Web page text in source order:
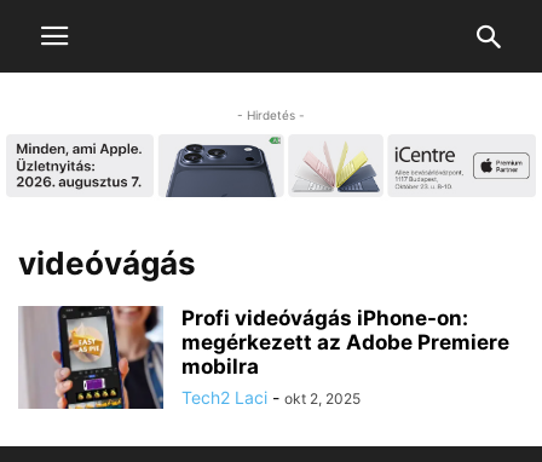
- Hirdetés -
videóvágás
Profi videóvágás iPhone-on:
megérkezett az Adobe Premiere
mobilra
Tech2 Laci - okt 2, 2025